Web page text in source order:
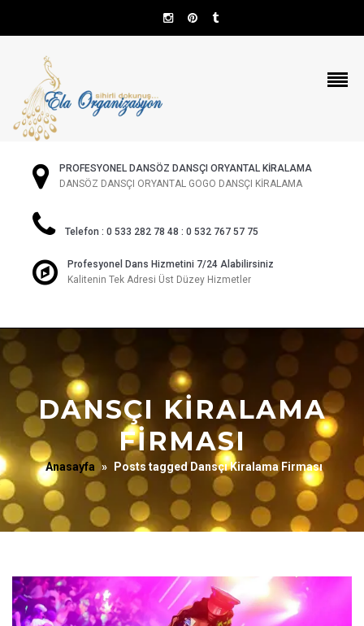
PROFESYONEL DANSÖZ DANSÇI ORYANTAL KİRALAMA
DANSÖZ DANSÇI ORYANTAL GOGO DANSÇI KİRALAMA
Telefon : 0 533 282 78 48 : 0 532 767 57 75
Profesyonel Dans Hizmetini 7/24 Alabilirsiniz
Kalitenin Tek Adresi Üst Düzey Hizmetler
DANSÇI KIRALAMA
FIRMASI
Anasayfa » Posts tagged Dansçı Kiralama Firması